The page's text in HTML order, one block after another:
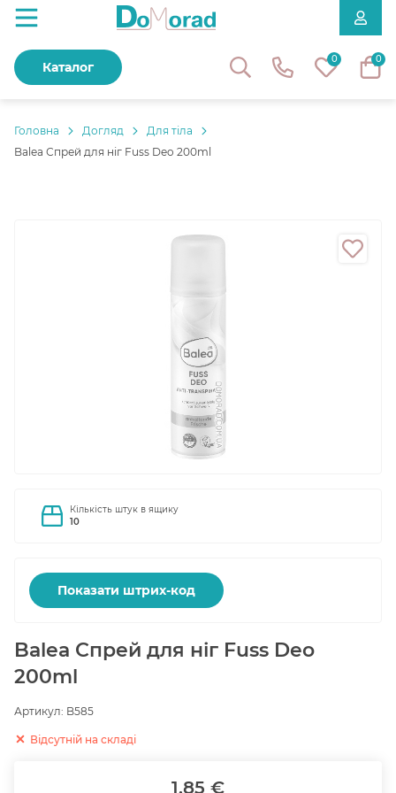
0 0
Каталог
Головнa Догляд
Для тіла
Balea Спрей для ніг Fuss Deo 200ml
Кількість штук в ящику
10
Показати штрих-код
Balea Спрей для ніг Fuss Deo
200ml
Артикул: B585
Відсутній на складі
1.85 €